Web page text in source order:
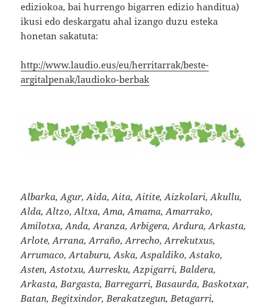
ediziokoa, bai hurrengo bigarren edizio handitua)
ikusi edo deskargatu ahal izango duzu esteka
honetan sakatuta:
http://www.laudio.eus/eu/herritarrak/beste-
argitalpenak/laudioko-berbak
Albarka, Agur, Aida, Aita, Aitite, Aizkolari, Akullu,
Alda, Altzo, Altxa, Ama, Amama, Amarrako,
Amilotxa, Anda, Aranza, Arbigera, Ardura, Arkasta,
Arlote, Arrana, Arraño, Arrecho, Arrekutxus,
Arrumaco, Artaburu, Aska, Aspaldiko, Astako,
Asten, Astotxu, Aurresku, Azpigarri, Baldera,
Arkasta, Bargasta, Barregarri, Basaurda, Baskotxar,
Batan, Begitxindor, Berakatzegun, Betagarri,